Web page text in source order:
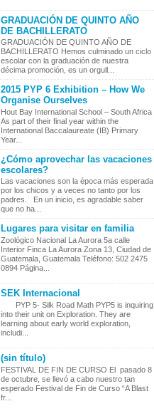
GRADUACIÓN DE QUINTO AÑO
DE BACHILLERATO
GRADUACIÓN DE QUINTO AÑO DE
BACHILLERATO Hemos culminado un ciclo
escolar con la graduación de nuestra
décima promoción, es un orgull...
2015 PYP 6 Exhibition – How We
Organise Ourselves
Hout Bay International School – South Africa
As part of their final year within the
International Baccalaureate (IB) Primary
Year...
¿Cómo aprovechar las vacaciones
escolares?
Las vacaciones son la época más esperada
por los chicos y a veces no tanto por los
padres. En un inicio, es agradable saber
que no ha...
Lugares para visitar en familia
Zoológico Nacional La Aurora 5a calle
Interior Finca La Aurora Zona 13, Ciudad de
Guatemala, Guatemala Teléfono: 502 2475
0894 Página...
SEK Internacional
PYP 5- Silk Road Math PYP5 is inquiring
into their unit on Exploration. They are
learning about early world exploration,
includi...
(sin título)
FESTIVAL DE FIN DE CURSO El pasado 8
de octubre, se llevó a cabo nuestro tan
esperado Festival de Fin de Curso “A Blast
fr...